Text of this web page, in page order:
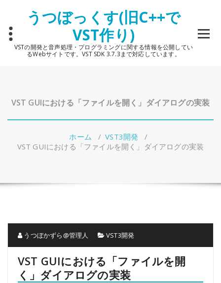
うつぼっくす(旧C++で
VST作り)
VSTの開発と音声処理・プログラミングに関する情報を公開してい
るWebサイトです。VST SDK 3.7.3まで対応しています。
VST GUIにおける「ファイルを開く」ダイアログの実装
ホーム /VST3開発 /
VST GUIにおける「ファイルを開く」ダイアログの実装
うつぼかずら@管理人 VST3開発
VST GUIにおける「ファイルを開
く」ダイアログの実装